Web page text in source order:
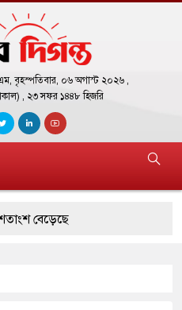
, বৃহস্পতিবার, ০৬ অগাস্ট ২০২৬ ,
, ২৩ সফর ১৪৪৮ হিজরি
বেড়েছে